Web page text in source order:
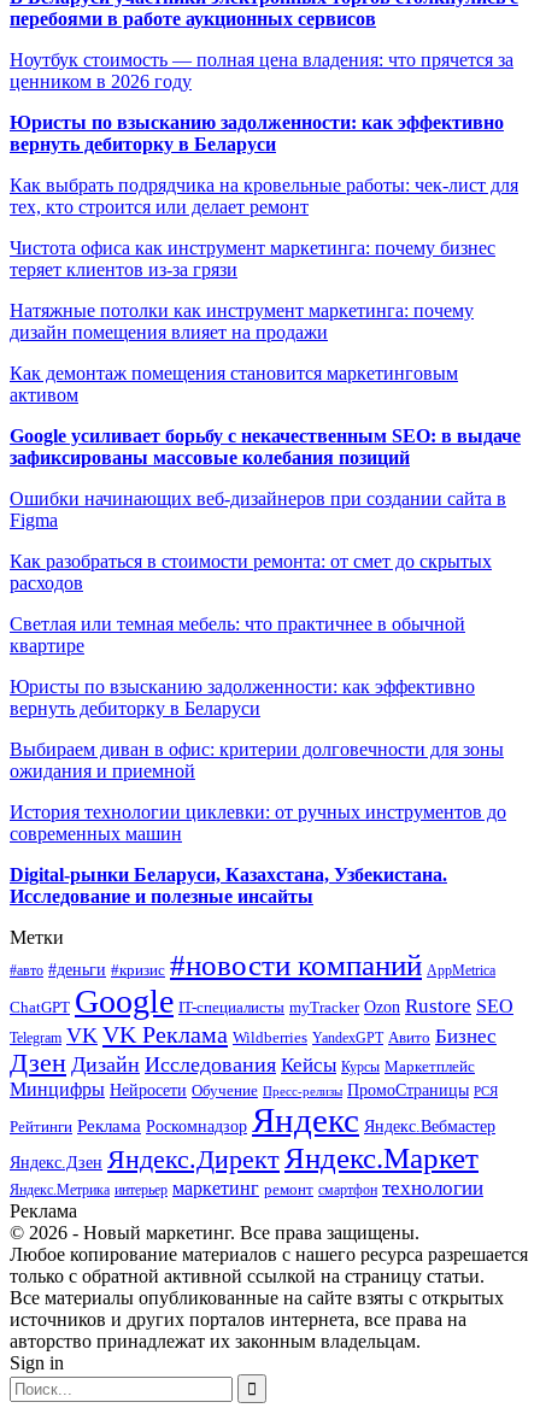
перебоями в работе аукционных сервисов
Ноутбук стоимость — полная цена владения: что прячется за
ценником в 2026 году
Юристы по взысканию задолженности: как эффективно
вернуть дебиторку в Беларуси
Как выбрать подрядчика на кровельные работы: чек-лист для
тех, кто строится или делает ремонт
Чистота офиса как инструмент маркетинга: почему бизнес
теряет клиентов из-за грязи
Натяжные потолки как инструмент маркетинга: почему
дизайн помещения влияет на продажи
Как демонтаж помещения становится маркетинговым
активом
Google усиливает борьбу с некачественным SEO: в выдаче
зафиксированы массовые колебания позиций
Ошибки начинающих веб-дизайнеров при создании сайта в
Figma
Как разобраться в стоимости ремонта: от смет до скрытых
расходов
Светлая или темная мебель: что практичнее в обычной
квартире
Юристы по взысканию задолженности: как эффективно
вернуть дебиторку в Беларуси
Выбираем диван в офис: критерии долговечности для зоны
ожидания и приемной
История технологии циклевки: от ручных инструментов до
современных машин
Digital-рынки Беларуси, Казахстана, Узбекистана.
Исследование и полезные инсайты
Метки
#авто #деньги #кризис #новости компаний AppMetrica
ChatGPT Google IT-специалисты myTracker Ozon Rustore SEO
Telegram VK VK Реклама Wildberries YandexGPT Авито Бизнес
Дзен Дизайн Исследования Кейсы Курсы Маркетплейс
Минцифры Нейросети Обучение Пресс-релизы ПромоСтраницы РСЯ
Рейтинги Реклама Роскомнадзор Яндекс Яндекс.Вебмастер
Яндекс.Дзен Яндекс.ДиректЯндекс.Маркет
Яндекс.Метрика интерьер маркетинг ремонт смартфон технологии
Реклама
© 2026 - Новый маркетинг. Все права защищены.
Любое копирование материалов с нашего ресурса разрешается
только с обратной активной ссылкой на страницу статьи.
Все материалы опубликованные на сайте взяты с открытых
источников и других порталов интернета, все права на
авторство принадлежат их законным владельцам.
Sign in